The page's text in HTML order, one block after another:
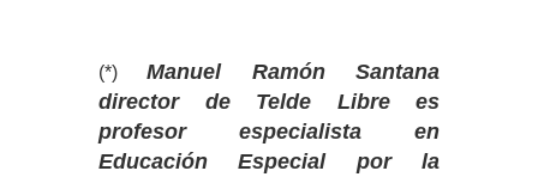
(*)Manuel Ramón Santana
director de Telde Libre es
profesor especialista en
Educación Especial por la